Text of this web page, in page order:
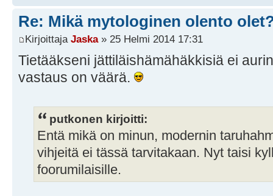
Re: Mikä mytologinen olento
Kirjoittaja Jaska» 25 Helmi 2014 17:31
Tietääkseni jättiläishämähäkkisiä ei
vastaus on väärä.
putkonen kirjoitti:
Entä mikä on minun, modernin
vihjeitä ei tässä tarvitakaan. Nyt taisi
foorumilaisille.